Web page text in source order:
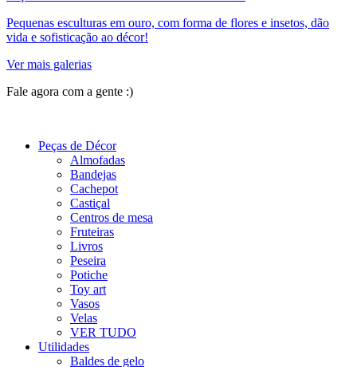
Pequenas esculturas em ouro, com forma de flores e insetos, dão
vida e sofisticação ao décor!
Ver mais galerias
Fale agora com a gente :)
Peças de Décor
Almofadas
Bandejas
Cachepot
Castiçal
Centros de mesa
Fruteiras
Livros
Peseira
Potiche
Toy art
Vasos
Velas
VER TUDO
Utilidades
Baldes de gelo